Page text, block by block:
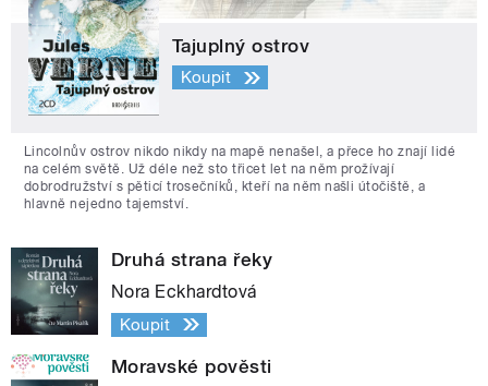
Tajuplný ostrov
Koupit
Lincolnův ostrov nikdo nikdy na mapě nenašel, a přece ho znají lidé
na celém světě. Už déle než sto třicet let na něm prožívají
dobrodružství s pěticí trosečníků, kteří na něm našli útočiště, a
hlavně nejedno tajemství.
Druhá strana řeky
Nora Eckhardtová
Koupit
Moravské pověsti